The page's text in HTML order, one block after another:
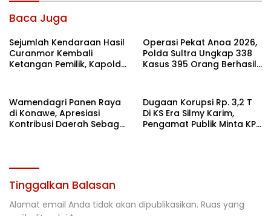
Baca Juga
Sejumlah Kendaraan Hasil
Curanmor Kembali
Ketangan Pemilik, Kapolda
Operasi Pekat Anoa 2026,
Polda Sultra Ungkap 338
Kasus 395 Orang Berhasil
Wamendagri Panen Raya
di Konawe, Apresiasi
Kontribusi Daerah Sebagai
Dugaan Korupsi Rp. 3,2 T
Di KS Era Silmy Karim,
Pengamat Publik Minta KPK
Tinggalkan Balasan
Alamat email Anda tidak akan dipublikasikan. Ruas yang